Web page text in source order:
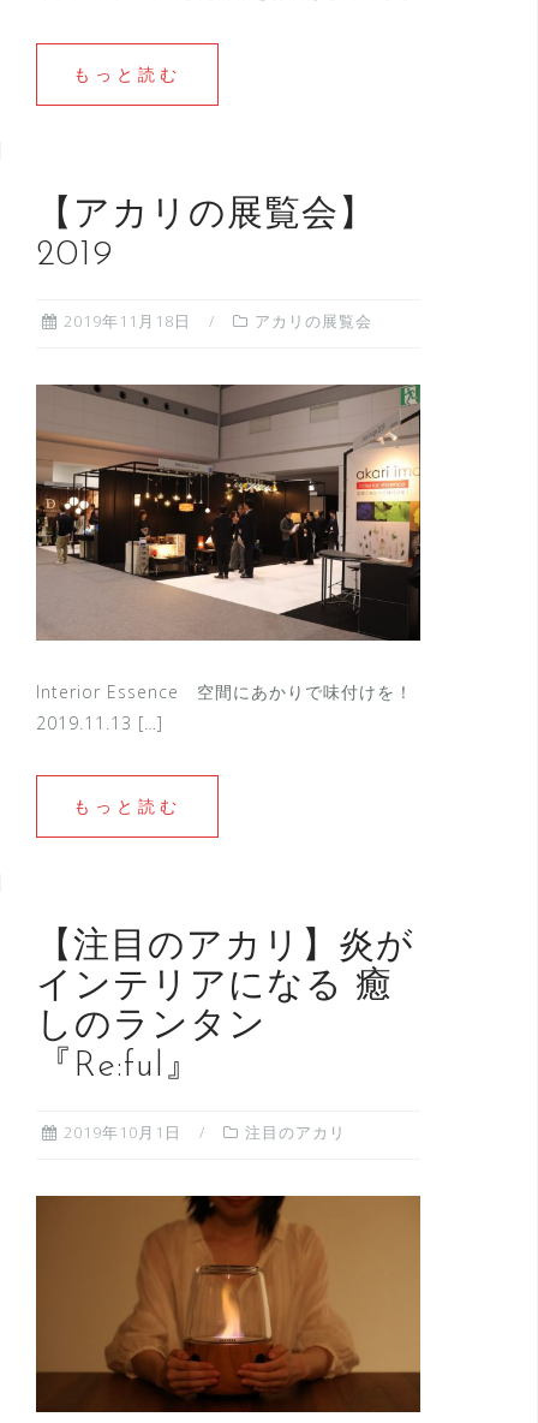
もっと読む
【アカリの展覧会】
2019
2019年11月18日 アカリの展覧会
Interior Essence 空間にあかりで味付けを！
2019.11.13 […]
もっと読む
【注目のアカリ】炎が
インテリアになる 癒
しのランタン
『Re:ful』
2019年10月1日 注目のアカリ